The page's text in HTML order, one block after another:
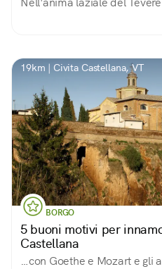
19km | Civita Castellana, VT
BORGO
5 buoni motivi per
Castellana
…con Goethe e Mozart e gli